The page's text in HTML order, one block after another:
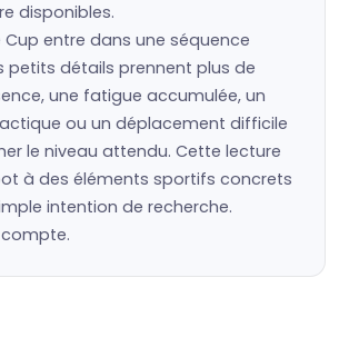
disponibles.
Cup entre dans une séquence
petits détails prennent plus de
une fatigue accumulée, un
ou un déplacement difficile
le niveau attendu. Cette lecture
à des éléments sportifs concrets
intention de recherche.